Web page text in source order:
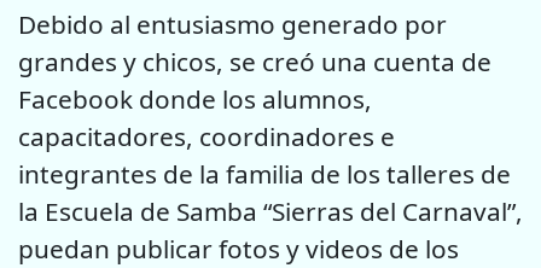
Debido al entusiasmo generado por
grandes y chicos, se creó una cuenta de
Facebook donde los alumnos,
capacitadores, coordinadores e
integrantes de la familia de los talleres de
la Escuela de Samba “Sierras del Carnaval”,
puedan publicar fotos y videos de los